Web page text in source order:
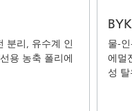
분리, 유수계 인
용 농축 폴리에
물-
에멀
성